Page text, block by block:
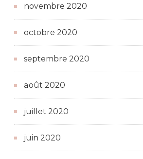
novembre 2020
octobre 2020
septembre 2020
août 2020
juillet 2020
juin 2020